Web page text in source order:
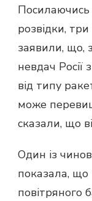
Посилаючись
розвідки,
заявили, що,
невдач
від типу
може
сказали, що
Один із
показала, що
повітряного